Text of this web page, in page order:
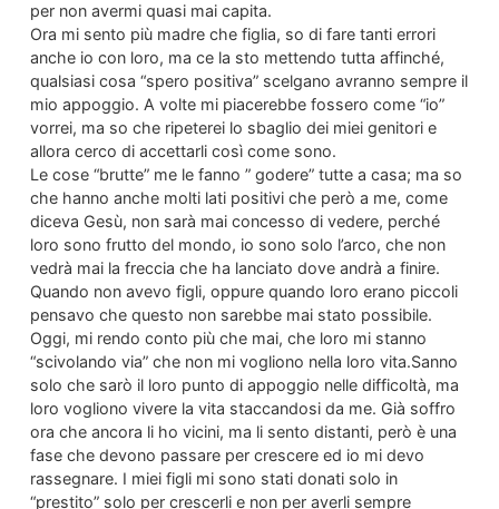
per non avermi quasi mai capita.
Ora mi sento più madre che figlia, so di fare tanti errori
anche io con loro, ma ce la sto mettendo tutta affinché,
qualsiasi cosa “spero positiva” scelgano avranno sempre il
mio appoggio. A volte mi piacerebbe fossero come “io”
vorrei, ma so che ripeterei lo sbaglio dei miei genitori e
allora cerco di accettarli così come sono.
Le cose “brutte” me le fanno ” godere” tutte a casa; ma so
che hanno anche molti lati positivi che però a me, come
diceva Gesù, non sarà mai concesso di vedere, perché
loro sono frutto del mondo, io sono solo l’arco, che non
vedrà mai la freccia che ha lanciato dove andrà a finire.
Quando non avevo figli, oppure quando loro erano piccoli
pensavo che questo non sarebbe mai stato possibile.
Oggi, mi rendo conto più che mai, che loro mi stanno
“scivolando via” che non mi vogliono nella loro vita.Sanno
solo che sarò il loro punto di appoggio nelle difficoltà, ma
loro vogliono vivere la vita staccandosi da me. Già soffro
ora che ancora li ho vicini, ma li sento distanti, però è una
fase che devono passare per crescere ed io mi devo
rassegnare. I miei figli mi sono stati donati solo in
“prestito” solo per crescerli e non per averli sempre